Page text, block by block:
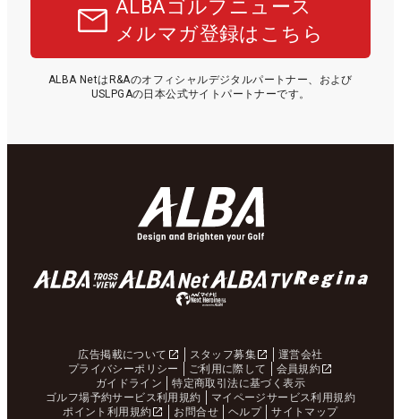
ALBAゴルフニュース
メルマガ登録はこちら
ALBA NetはR&Aのオフィシャルデジタルパートナー、および
USLPGAの日本公式サイトパートナーです。
広告掲載について スタッフ募集
運営会社
プライバシーポリシー
ご利用に際して
会員規約
ガイドライン
特定商取引法に基づく表示
ゴルフ場予約サービス利用規約
マイページサービス利用規約
ポイント利用規約
お問合せ ヘルプ サイトマップ